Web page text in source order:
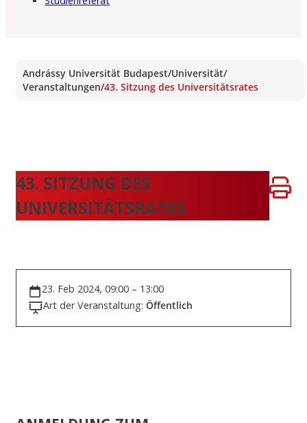
Andrássy Universität Budapest/Universität/
Veranstaltungen/43. Sitzung des Universitätsrates
43. SITZUNG DES
UNIVERSITÄTSRATES
23. Feb 2024, 09:00 – 13:00
Art der Veranstaltung: Öffentlich